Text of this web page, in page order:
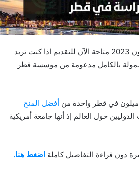
منحة جامعة كارنيجي ميلون 2023 متاحة الآن للتقديم اذا كنت تريد
بالكامل مدعومة من مؤسسة قطر
ميلون في قطر واحدة من أفضل المنح
حول العالم إذ أنها جامعة أمريكية
دون قراءة التفاصيل كاملة اضغط هنا.